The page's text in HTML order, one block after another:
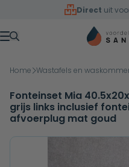
Overslaan naar inhoud
Direct uit
Menu
Home Wastafels en
Fonteinset Mia
grijs links inclusief
afvoerplug mat goud